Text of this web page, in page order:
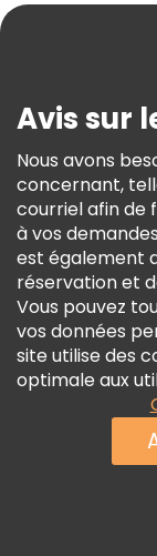
Conditions
Politique En
Freetour Prix
Programme De
Avis sur
Nous avons
concernant,
courriel afin de
à vos
est également
réservation et
Vous pouvez
vos données
site utilise des
optimale aux